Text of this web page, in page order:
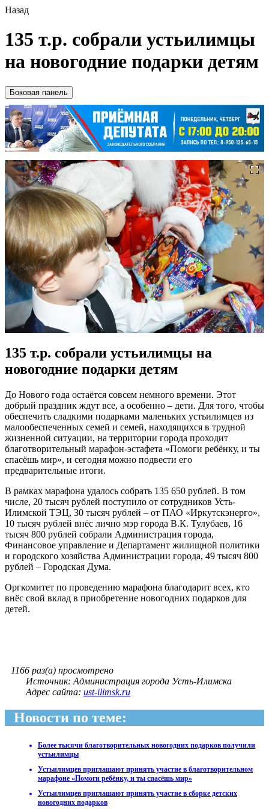
Назад
135 т.р. собрали устьилимцы
на новогодние подарки детям
Боковая панель
135 т.р. собрали устьилимцы на
новогодние подарки детям
До Нового года остаётся совсем немного времени. Этот
добрый праздник ждут все, а особенно – дети. Для того, чтобы
обеспечить сладкими подарками маленьких устьилимцев из
малообеспеченных семей и семей, находящихся в трудной
жизненной ситуации, на территории города проходит
благотворительный марафон-эстафета «Помоги ребёнку, и ты
спасёшь мир», и сегодня можно подвести его
предварительные итоги.
В рамках марафона удалось собрать 135 650 рублей. В том
числе, 20 тысяч рублей поступило от сотрудников Усть-
Илимской ТЭЦ, 30 тысяч рублей – от ПАО «Иркутскэнерго»,
10 тысяч рублей внёс лично мэр города В.К. Тулубаев, 16
тысяч 800 рублей собрали Администрация города,
Финансовое управление и Департамент жилищной политики
и городского хозяйства Администрации города, 49 тысяч 800
рублей – Городская Дума.
Оргкомитет по проведению марафона благодарит всех, кто
внёс свой вклад в приобретение новогодних подарков для
детей.
1166 раз(а) просмотрено
Источник: Администрация города Усть-Илимска
Адрес сайта: ust-ilimsk.ru
Новости по теме:
Более тысячи благотворительных новогодних подарков получили
устьилимцы
Устьилимцев приглашают принять участие в благотворительном
марафоне «Помоги ребёнку, и ты спасёшь мир»
Устьилимцев приглашают принять участие в сборке детских
новогодних подарков